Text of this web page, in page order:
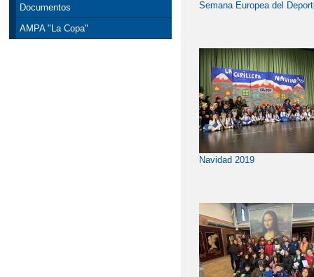
Documentos
AMPA "La Copa"
Semana Europea del
Navidad 2019